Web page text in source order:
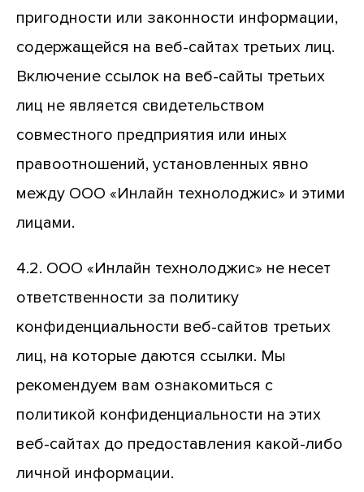
пригодности или законности информации,
содержащейся на веб-сайтах третьих лиц.
Включение ссылок на веб-сайты третьих
лиц не является свидетельством
совместного предприятия или иных
правоотношений, установленных явно
между ООО «Инлайн технолоджис» и этими
лицами.
4.2. ООО «Инлайн технолоджис» не несет
ответственности за политику
конфиденциальности веб-сайтов третьих
лиц, на которые даются ссылки. Мы
рекомендуем вам ознакомиться с
политикой конфиденциальности на этих
веб-сайтах до предоставления какой-либо
личной информации.